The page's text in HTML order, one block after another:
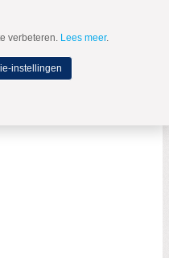
MENU
verbeteren. Lees meer.
instellingen